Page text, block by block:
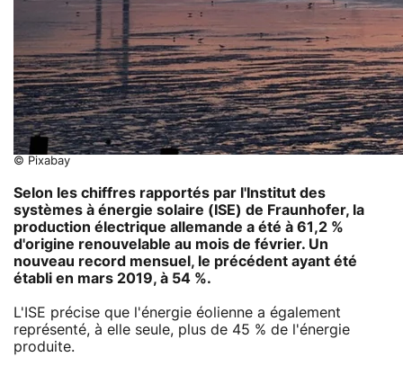
© Pixabay
Selon les chiffres rapportés par l'Institut des
systèmes à énergie solaire (ISE) de Fraunhofer, la
production électrique allemande a été à 61,2 %
d'origine renouvelable au mois de février. Un
nouveau record mensuel, le précédent ayant été
établi en mars 2019, à 54 %.
L'ISE précise que l'énergie éolienne a également
représenté, à elle seule, plus de 45 % de l'énergie
produite.